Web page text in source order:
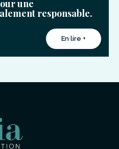
une
responsable.
En lire +